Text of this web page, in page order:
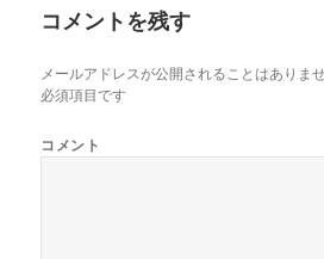
コメントを残す
メールアドレスが公開されることはありませ
必須項目です
コメント